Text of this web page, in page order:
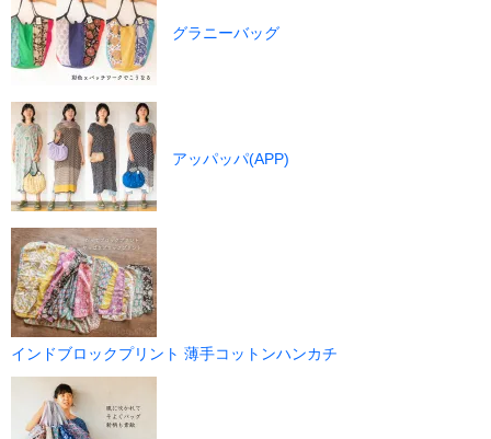
グラニーバッグ
アッパッパ(APP)
インドブロックプリント 薄手コットンハンカチ